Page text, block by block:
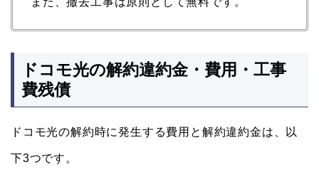
ドコモ光の解約違約金・費用・工事
費残債
ドコモ光の解約時に発生する費用と解約違約金は、以
下3つです。